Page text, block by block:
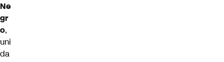
Ne
gr
o,
uni
da